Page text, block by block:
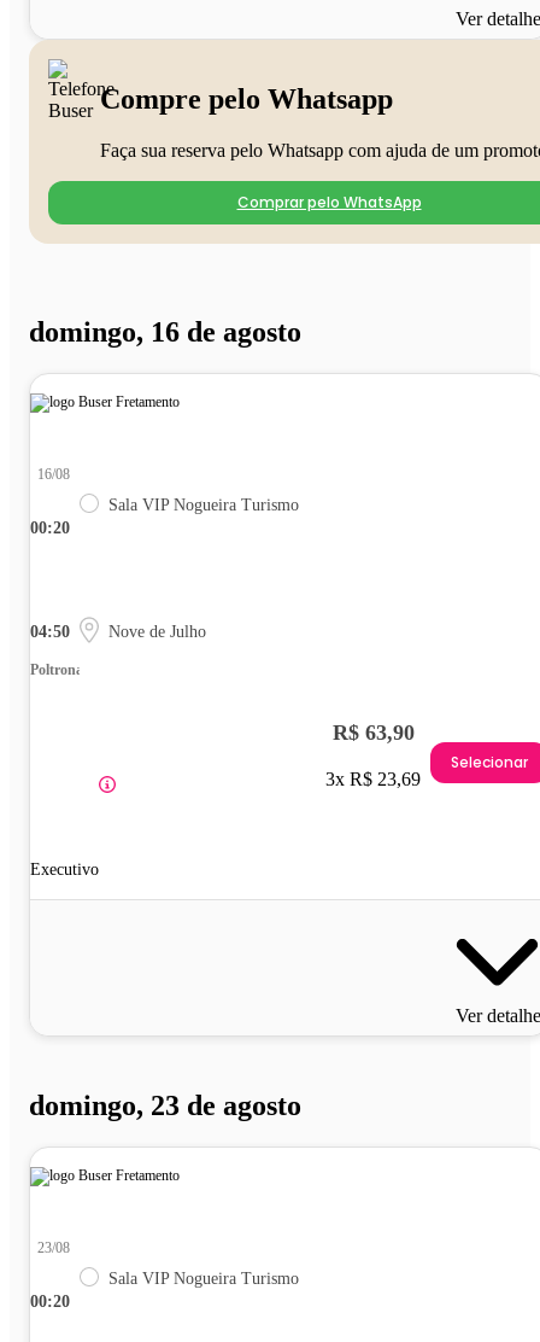
Ver
Compre pelo Whatsapp
Faça sua reserva pelo Whatsapp com ajuda de um
Comprar pelo WhatsApp
domingo, 16 de agosto
00:20
16/08
Sala VIP Nogueira Turismo
04:50 Nove de Julho
Poltrona
Executivo
R$ 63,90
3x R$ 23,69
Selecionar
Ver
domingo, 23 de agosto
00:20
23/08
Sala VIP Nogueira Turismo